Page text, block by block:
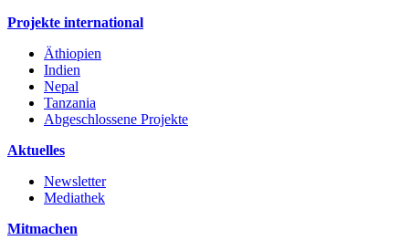
Projekte international
Äthiopien
Indien
Nepal
Tanzania
Abgeschlossene Projekte
Aktuelles
Newsletter
Mediathek
Mitmachen